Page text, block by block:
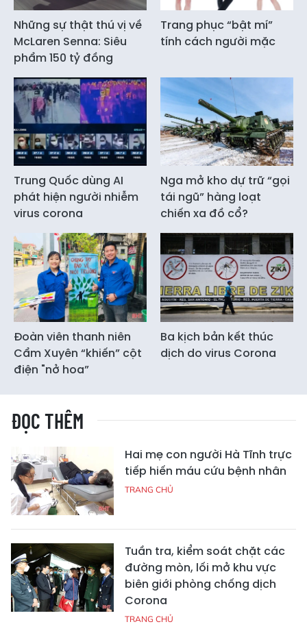
Những sự thật thú vị về
McLaren Senna: Siêu
phẩm 150 tỷ đồng
Trang phục “bật mí”
tính cách người mặc
Trung Quốc dùng AI
phát hiện người nhiễm
virus corona
Nga mở kho dự trữ “gọi
tái ngũ” hàng loạt
chiến xa đồ cổ?
Đoàn viên thanh niên
Cẩm Xuyên “khiến” cột
điện "nở hoa”
Ba kịch bản kết thúc
dịch do virus Corona
ĐỌC THÊM
Hai mẹ con người Hà Tĩnh trực
tiếp hiến máu cứu bệnh nhân
TRANG CHỦ
Tuần tra, kiểm soát chặt các
đường mòn, lối mở khu vực
biên giới phòng chống dịch
Corona
TRANG CHỦ